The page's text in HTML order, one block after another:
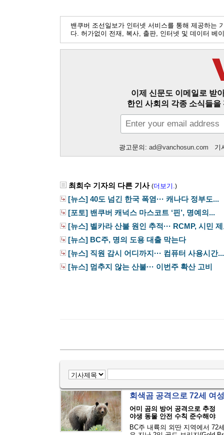
밴쿠버 조선일보가 인터넷 서비스를 통해 제공하는
다. 허가없이 전재, 복사, 출판, 인터넷 및 데이터 베
이제 신문도 이메일로 받
한인 사회의 각종 소식들
광고문의: ad@vanchosun.com 기
최희수 기자의 다른 기사 (더보기.)
[뉴스] 40도 넘긴 한국 폭염··· 캐나다 정부도...
[포토] 밴쿠버 캐넉스 마스코트 ‘핀’, 명예의...
[뉴스] 벨카라 산불 원인 추적··· RCMP, 시민
[뉴스] BC주, 명의 도용 대출 막는다
[뉴스] 직원 감시 어디까지··· 컴퓨터 사용시간...
[뉴스] 멈추지 않는 산불··· 이번주 확산 고비
회색곰 공격으로 72세 여
어미 곰의 방어 공격으로 추정
야생 동물 안전 수칙 준수해야
BC주 내륙의 외딴 지역에서 72